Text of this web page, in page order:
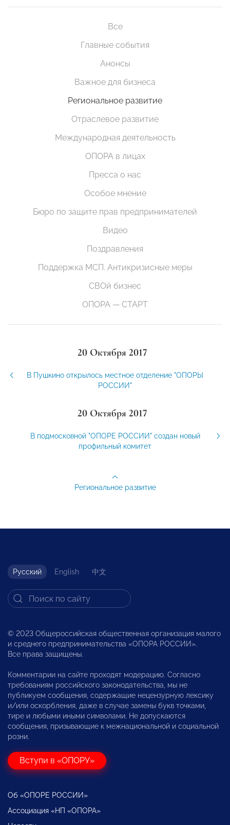
Все
Главные события
Анонсы
Важное для бизнеса
Региональное развитие
Отраслевое развитие
Международная деятельность
ОПОРА в лицах
Пресса о нас
Особое мнение
Бюро по защите прав предпринимателей
Видео
Поздравления
Поддержка МСП. Антикризисные меры
СВОй бизнес
ОПОРА — СТАРТ
20 Октября 2017
В Пушкино открылось местное отделение "ОПОРЫ
РОССИИ"
20 Октября 2017
В подмосковной "ОПОРЕ РОССИИ" создан новый
профильный комитет
Региональное развитие
Русский English 中文
© 2023 Общероссийская общественная организация малого
и среднего предпринимательства «ОПОРА РОССИИ».
Все права защищены.
Комментарии на сайте проходят модерацию. Согласно
требованиям российского законодательства, мы не
публикуем сообщения, содержащие нецензурную лексику
и/или оскорбления, даже в случае замены букв точками,
тире и любыми иными символами. Не допускаются
сообщения, призывающие к межнациональной и социальной
розни.
Вступи в «ОПОРУ»
Об «ОПОРЕ РОССИИ»
Ассоциация «НП «ОПОРА»